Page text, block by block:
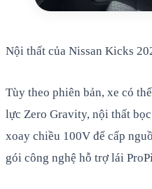
Nội thất của Nissan Kicks
Tùy theo phiên bản, xe có
lực Zero Gravity, nội thất
xoay chiều 100V để cấp
gói công nghệ hỗ trợ lái